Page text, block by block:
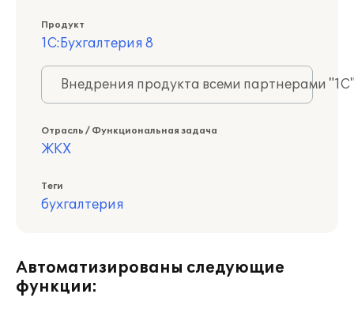
Продукт
1С:Бухгалтерия 8
Внедрения продукта всеми партнерами
Отрасль / Функциональная задача
ЖКХ
Теги
бухгалтерия
Автоматизированы следующие
функции: